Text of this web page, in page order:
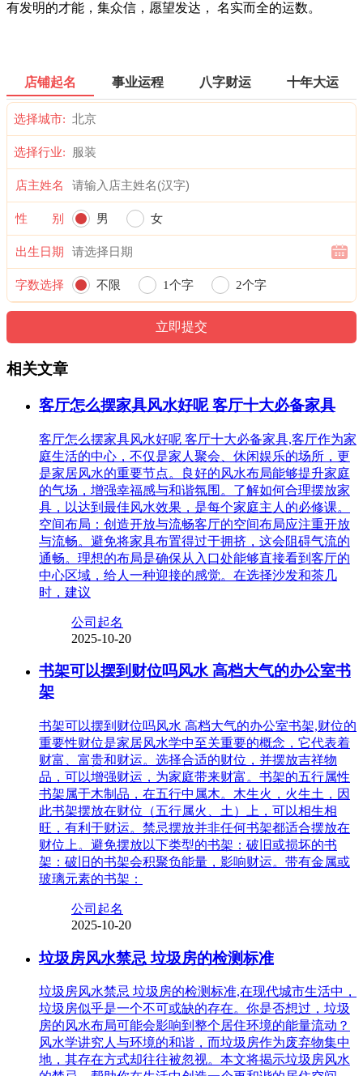
有发明的才能，集众信，愿望发达， 名实而全的运数。
店铺起名 事业运程 八字财运 十年大运
选择城市:
选择行业:
店主姓名
性 别 男 女
出生日期
字数选择 不限 1个字 2个字
相关文章
客厅怎么摆家具风水好呢 客厅十大必备家具
客厅怎么摆家具风水好呢 客厅十大必备家具,客厅作为家
庭生活的中心，不仅是家人聚会、休闲娱乐的场所，更
是家居风水的重要节点。良好的风水布局能够提升家庭
的气场，增强幸福感与和谐氛围。了解如何合理摆放家
具，以达到最佳风水效果，是每个家庭主人的必修课。
空间布局：创造开放与流畅客厅的空间布局应注重开放
与流畅。避免将家具布置得过于拥挤，这会阻碍气流的
通畅。理想的布局是确保从入口处能够直接看到客厅的
中心区域，给人一种迎接的感觉。在选择沙发和茶几
时，建议
公司起名
2025-10-20
书架可以摆到财位吗风水 高档大气的办公室书
架
书架可以摆到财位吗风水 高档大气的办公室书架,财位的
重要性财位是家居风水学中至关重要的概念，它代表着
财富、富贵和财运。选择合适的财位，并摆放吉祥物
品，可以增强财运，为家庭带来财富。书架的五行属性
书架属于木制品，在五行中属木。木生火，火生土，因
此书架摆放在财位（五行属火、土）上，可以相生相
旺，有利于财运。禁忌摆放并非任何书架都适合摆放在
财位上。避免摆放以下类型的书架：破旧或损坏的书
架：破旧的书架会积聚负能量，影响财运。带有金属或
玻璃元素的书架：
公司起名
2025-10-20
垃圾房风水禁忌 垃圾房的检测标准
垃圾房风水禁忌 垃圾房的检测标准,在现代城市生活中，
垃圾房似乎是一个不可或缺的存在。你是否想过，垃圾
房的风水布局可能会影响到整个居住环境的能量流动？
风水学讲究人与环境的和谐，而垃圾房作为废弃物集中
地，其存在方式却往往被忽视。本文将揭示垃圾房风水